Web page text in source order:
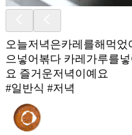
오늘저녁은카레를해먹
으넣어볶다 카레가루를
요 즐거운저녁이예요
#일반식 #저녁